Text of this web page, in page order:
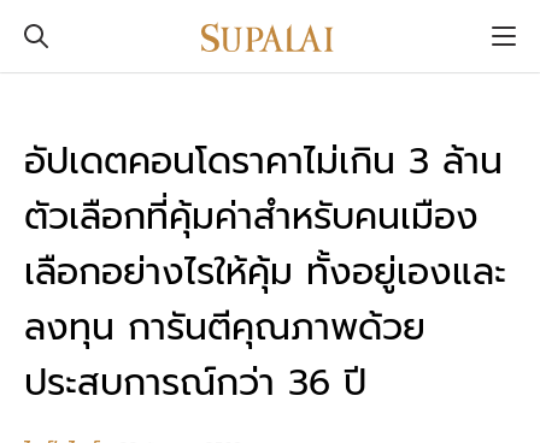
อัปเดตคอนโดราคาไม่เกิน 3 ล้าน
ตัวเลือกที่คุ้มค่าสำหรับคนเมือง
เลือกอย่างไรให้คุ้ม ทั้งอยู่เองและ
ลงทุน การันตีคุณภาพด้วย
ประสบการณ์กว่า 36 ปี